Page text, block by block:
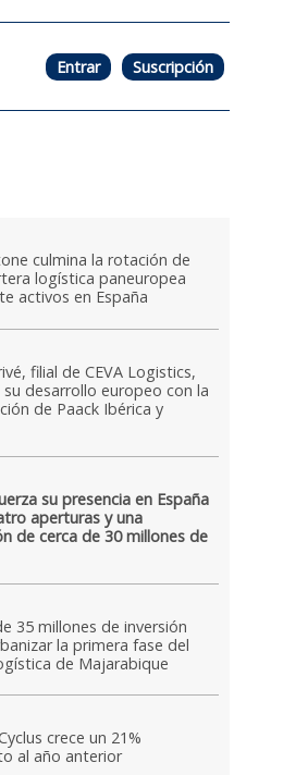
Entrar Suscripción
culmina la rotación de
logística paneuropea
activos en España
filial de CEVA Logistics,
su desarrollo europeo con la
de Paack Ibérica y
su presencia en España
aperturas y una
de cerca de 30 millones de
35 millones de inversión
la primera fase del
de Majarabique
crece un 21%
al año anterior